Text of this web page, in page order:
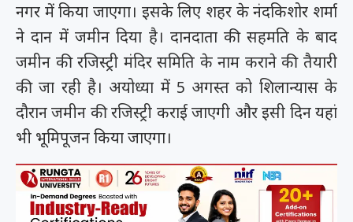
नगर में किया जाएगा। इसके लिए शहर के नंदकिशोर शर्मा
ने दान में जमीन दिया है। दानदाता की सहमति के बाद
जमीन की रजिस्ट्री मंदिर समिति के नाम कराने की तैयारी
की जा रही है। अयोध्या में 5 अगस्त को शिलान्यास के
दौरान जमीन की रजिस्ट्री कराई जाएगी और इसी दिन यहां
भी भूमिपूजन किया जाएगा।